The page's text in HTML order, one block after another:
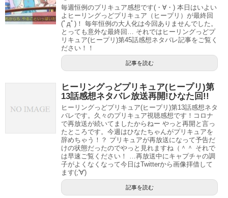
第2話は早速パートナー解消！？
毎週恒例のプリキュア感想です(・∀・) 本日はいよい
よヒーリングっどプリキュア（ヒープリ）が最終回
(ﾟдﾟ)！ 毎年恒例の大人化は今回ありませんでした。
とっても意外な最終回… それではヒーリングっどプ
リキュア(ヒープリ)第45話感想ネタバレ記事をご覧く
ださい！！
記事を読む
ヒーリングっどプリキュア(ヒープリ)第
13話感想ネタバレ放送再開!ひなた回!!
ヒーリングっどプリキュア(ヒープリ)第13話感想ネタ
バレです。久々のプリキュア視聴感想です！コロナ
で再放送が続いてましたからねー やっと再開と言っ
たところです。今週はひなたちゃんがプリキュアを
辞めちゃう！？ プリキュアが再放送になって予告だ
けの状態だったのでやっと見れますね（＾＾ それで
は早速ご覧ください！ …再放送中にキャプチャの調
子がよくなくなって今日はTwitterから画像拝借して
ます(;'∀')
記事を読む